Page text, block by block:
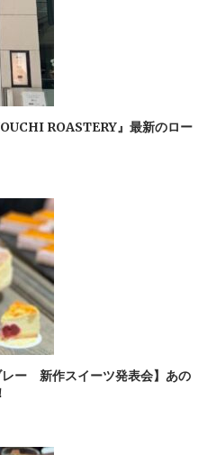
ROASTERY』最新のロー
レー 新作スイーツ発表会】あの